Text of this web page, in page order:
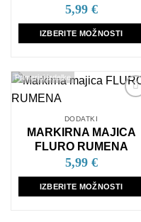
5,99 €
IZBERITE MOŽNOSTI
ima
Možnosti
lahko
izberete
na
strani
izdelka
seznam
želja
DODATKI
MARKIRNA MAJICA
FLURO RUMENA
5,99 €
IZBERITE MOŽNOSTI
Primerjaj izdelke